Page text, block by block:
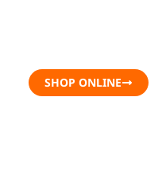
SHOP ONLINE